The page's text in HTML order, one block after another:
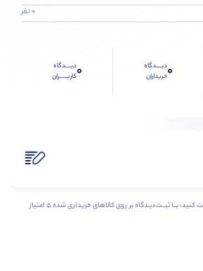
0 نفر
0دیــــدگاه
خریداران
0دیــــدگاه
کاربـــــران
شمـا هـم دربـاره ایـن کــالا دیــدگاه ثبــت کنید، بــا ثبــت‌دیـدگاه بر روی کالاهای خریداری شده ۵ امتیاز